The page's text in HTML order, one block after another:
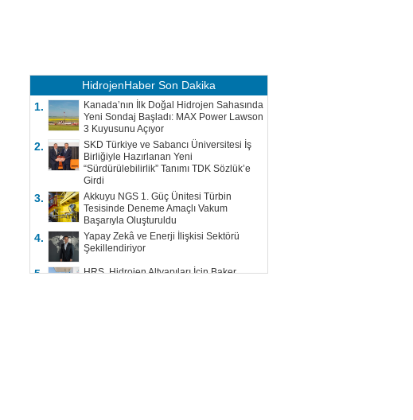
HidrojenHaber Son Dakika
1.
Kanada’nın İlk Doğal Hidrojen Sahasında
Yeni Sondaj Başladı: MAX Power Lawson
3 Kuyusunu Açıyor
2.
SKD Türkiye ve Sabancı Üniversitesi İş
Birliğiyle Hazırlanan Yeni
“Sürdürülebilirlik” Tanımı TDK Sözlük’e
Girdi
3.
Akkuyu NGS 1. Güç Ünitesi Türbin
Tesisinde Deneme Amaçlı Vakum
Başarıyla Oluşturuldu
4.
Yapay Zekâ ve Enerji İlişkisi Sektörü
Şekillendiriyor
5.
HRS, Hidrojen Altyapıları İçin Baker